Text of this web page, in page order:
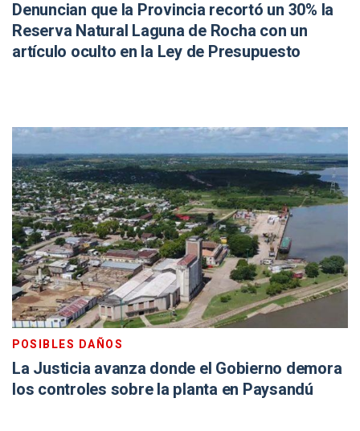
Denuncian que la Provincia recortó un 30% la
Reserva Natural Laguna de Rocha con un
artículo oculto en la Ley de Presupuesto
POSIBLES DAÑOS
La Justicia avanza donde el Gobierno demora
los controles sobre la planta en Paysandú